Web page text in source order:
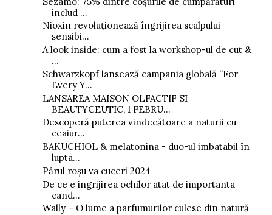
includ ...
Nioxin revoluționează îngrijirea scalpului
sensibi...
A look inside: cum a fost la workshop-ul de cut &
...
Schwarzkopf lansează campania globală ”For
Every Y...
LANSAREA MAISON OLFACTIF SI
BEAUTYCEUTIC, 1 FEBRU...
Descoperă puterea vindecătoare a naturii cu
ceaiur...
BAKUCHIOL & melatonina - duo-ul imbatabil în
lupta...
Părul roșu va cuceri 2024
De ce e ingrijirea ochilor atat de importanta
cand...
Wally – O lume a parfumurilor culese din natură